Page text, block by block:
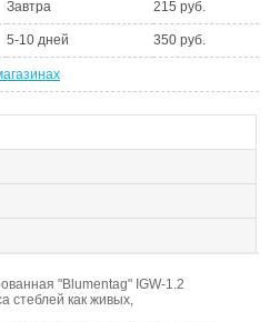
Завтра 215 руб.
5-10 дней 350 руб.
"Blumentag" IGW-1.2
стеблей как живых,